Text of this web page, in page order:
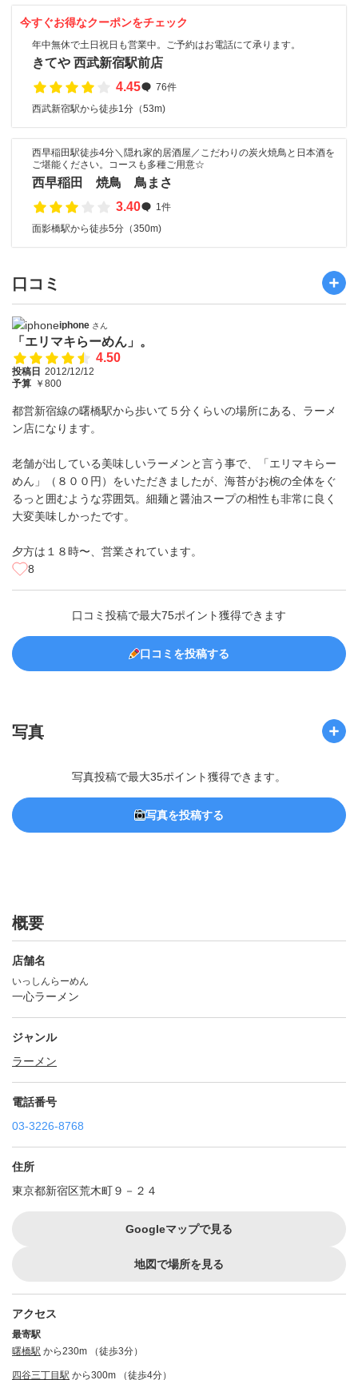
今すぐお得なクーポンをチェック
年中無休で土日祝日も営業中。ご予約はお電話にて承ります。
きてや 西武新宿駅前店
4.45
76件
西武新宿駅から徒歩1分（53m)
西早稲田駅徒歩4分＼隠れ家的居酒屋／こだわりの炭火焼鳥と日本酒を
ご堪能ください。コースも多種ご用意☆
西早稲田 焼鳥 鳥まさ
3.40
1件
面影橋駅から徒歩5分（350m)
口コミ
iphone さん
「エリマキらーめん」。
4.50
投稿日 2012/12/12
予算 ￥800
都営新宿線の曙橋駅から歩いて５分くらいの場所にある、ラーメ
ン店になります。
老舗が出している美味しいラーメンと言う事で、「エリマキらー
めん」（８００円）をいただきましたが、海苔がお椀の全体をぐ
るっと囲むような雰囲気。細麺と醤油スープの相性も非常に良く
大変美味しかったです。
夕方は１８時〜、営業されています。
8
口コミ投稿で最大75ポイント獲得できます
口コミを投稿する
写真
写真投稿で最大35ポイント獲得できます。
写真を投稿する
概要
店舗名
いっしんらーめん
一心ラーメン
ジャンル
ラーメン
電話番号
03-3226-8768
住所
東京都新宿区荒木町９－２４
Googleマップで見る
地図で場所を見る
アクセス
最寄駅
曙橋駅 から230m （徒歩3分）
四谷三丁目駅 から300m （徒歩4分）